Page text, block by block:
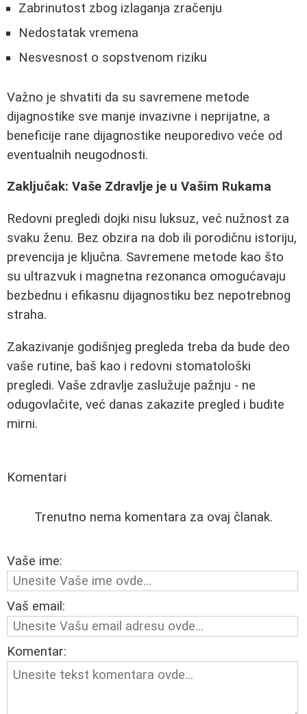
Zabrinutost zbog izlaganja zračenju
Nedostatak vremena
Nesvesnost o sopstvenom riziku
Važno je shvatiti da su savremene metode
dijagnostike sve manje invazivne i neprijatne, a
beneficije rane dijagnostike neuporedivo veće od
eventualnih neugodnosti.
Zaključak: Vaše Zdravlje je u Vašim Rukama
Redovni pregledi dojki nisu luksuz, već nužnost za
svaku ženu. Bez obzira na dob ili porodičnu istoriju,
prevencija je ključna. Savremene metode kao što
su ultrazvuk i magnetna rezonanca omogućavaju
bezbednu i efikasnu dijagnostiku bez nepotrebnog
straha.
Zakazivanje godišnjeg pregleda treba da bude deo
vaše rutine, baš kao i redovni stomatološki
pregledi. Vaše zdravlje zaslužuje pažnju - ne
odugovlačite, već danas zakazite pregled i budite
mirni.
Komentari
Trenutno nema komentara za ovaj članak.
Vaše ime:
Vaš email:
Komentar: